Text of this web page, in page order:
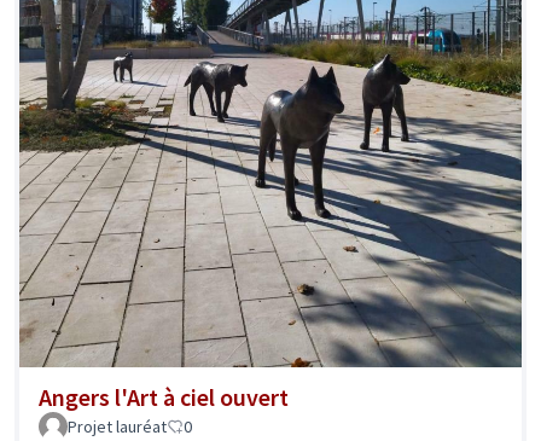
Angers l'Art à ciel ouvert
Projet lauréat 0